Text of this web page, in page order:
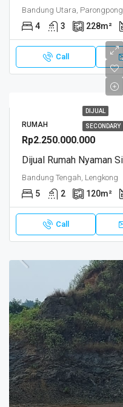
Bandung Utara, Parongpong
4 3 228m²
Call
DIJUAL
SECONDARY
RUMAH
Rp2.250.000.000
Bandung Tengah, Lengkong
5 2 120m²
Call